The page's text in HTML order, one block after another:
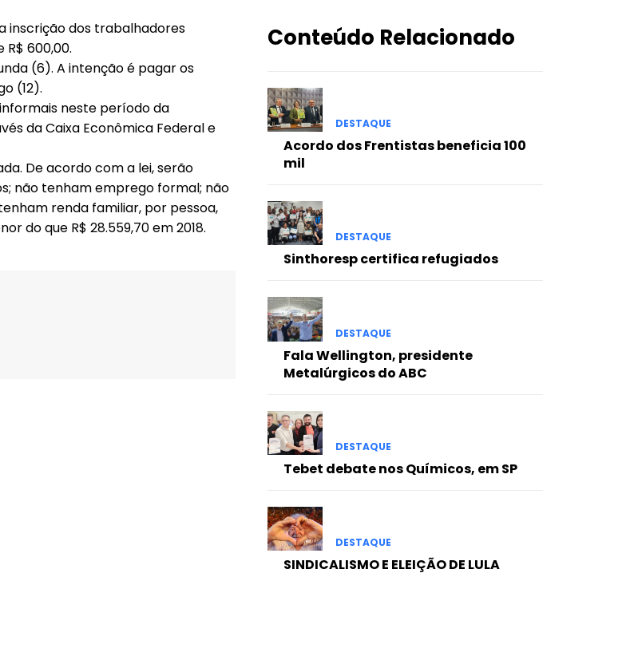
inscrição dos trabalhadores
600,00.
(6). A intenção é pagar os
(12).
neste período da
da Caixa Econômica Federal e
De acordo com a lei, serão
não tenham emprego formal; não
renda familiar, por pessoa,
do que R$ 28.559,70 em 2018.
Conteúdo Relacionado
DESTAQUE
Acordo dos Frentistas beneficia 100
mil
DESTAQUE
Sinthoresp certifica refugiados
DESTAQUE
Fala Wellington, presidente
Metalúrgicos do ABC
DESTAQUE
Tebet debate nos Químicos, em SP
DESTAQUE
SINDICALISMO E ELEIÇÃO DE LULA